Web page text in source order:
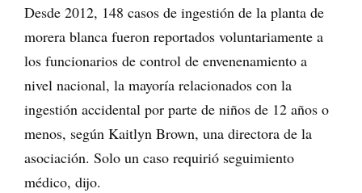
Desde 2012, 148 casos de ingestión de la planta de
morera blanca fueron reportados voluntariamente a
los funcionarios de control de envenenamiento a
nivel nacional, la mayoría relacionados con la
ingestión accidental por parte de niños de 12 años o
menos, según Kaitlyn Brown, una directora de la
asociación. Solo un caso requirió seguimiento
médico, dijo.